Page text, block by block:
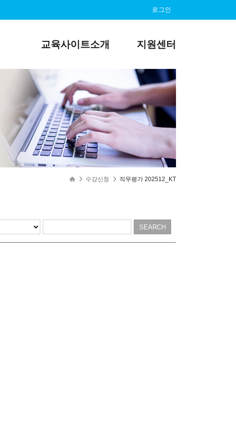
로그인
교육사이트소개 지원센터
수강신청 직무평가 202512_KT